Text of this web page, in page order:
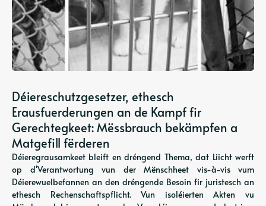
Déiereschutzgesetzer, ethesch
Erausfuerderungen an de Kampf fir
Gerechtegkeet: Mëssbrauch bekämpfen a
Matgefill fërderen
Déieregrausamkeet bleift en dréngend Thema, dat Liicht werft
op d'Verantwortung vun der Mënschheet vis-à-vis vum
Déierewuelbefannen an den dréngende Besoin fir juristesch an
ethesch Rechenschaftspflicht. Vun isoléierten Akten vu